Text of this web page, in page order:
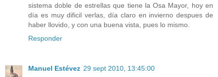
sistema doble de estrellas que tiene la Osa Mayor, hoy en
día es muy dificil verlas, día claro en invierno despues de
haber llovido, y con una buena vista, pues lo mismo.
Responder
Manuel Estévez 29 sept 2010, 13:45:00